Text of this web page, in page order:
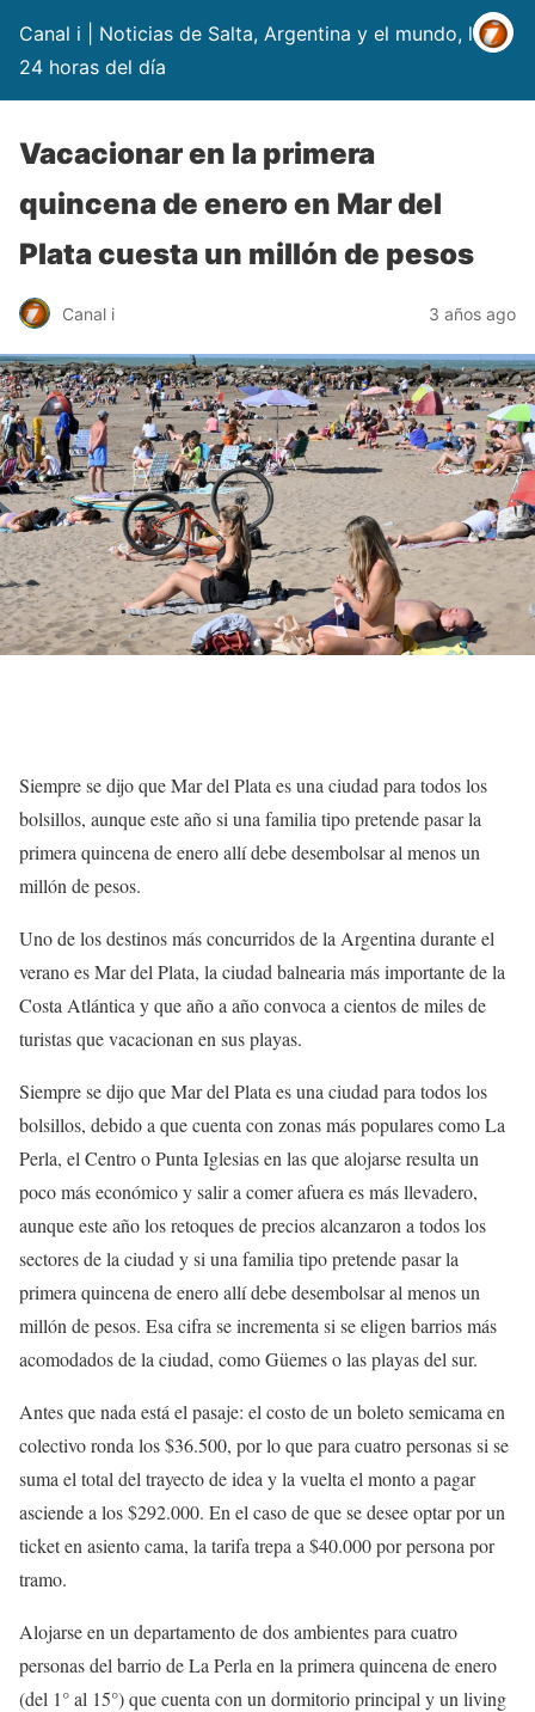
Canal i | Noticias de Salta, Argentina y el mundo, las
24 horas del día
Vacacionar en la primera
quincena de enero en Mar del
Plata cuesta un millón de pesos
Canal i 3 años ago
Siempre se dijo que Mar del Plata es una ciudad para todos los
bolsillos, aunque este año si una familia tipo pretende pasar la
primera quincena de enero allí debe desembolsar al menos un
millón de pesos.
Uno de los destinos más concurridos de la Argentina durante el
verano es Mar del Plata, la ciudad balnearia más importante de la
Costa Atlántica y que año a año convoca a cientos de miles de
turistas que vacacionan en sus playas.
Siempre se dijo que Mar del Plata es una ciudad para todos los
bolsillos, debido a que cuenta con zonas más populares como La
Perla, el Centro o Punta Iglesias en las que alojarse resulta un
poco más económico y salir a comer afuera es más llevadero,
aunque este año los retoques de precios alcanzaron a todos los
sectores de la ciudad y si una familia tipo pretende pasar la
primera quincena de enero allí debe desembolsar al menos un
millón de pesos. Esa cifra se incrementa si se eligen barrios más
acomodados de la ciudad, como Güemes o las playas del sur.
Antes que nada está el pasaje: el costo de un boleto semicama en
colectivo ronda los $36.500, por lo que para cuatro personas si se
suma el total del trayecto de idea y la vuelta el monto a pagar
asciende a los $292.000. En el caso de que se desee optar por un
ticket en asiento cama, la tarifa trepa a $40.000 por persona por
tramo.
Alojarse en un departamento de dos ambientes para cuatro
personas del barrio de La Perla en la primera quincena de enero
(del 1° al 15°) que cuenta con un dormitorio principal y un living